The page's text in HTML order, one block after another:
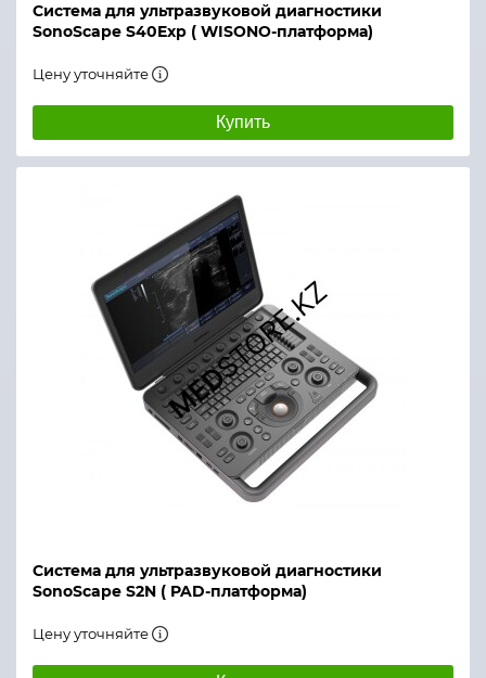
Система для ультразвуковой диагностики
SonoScape S40Exp ( WISONO-платформа)
Цену уточняйте
Купить
Система для ультразвуковой диагностики
SonoScape S2N ( PAD-платформа)
Цену уточняйте